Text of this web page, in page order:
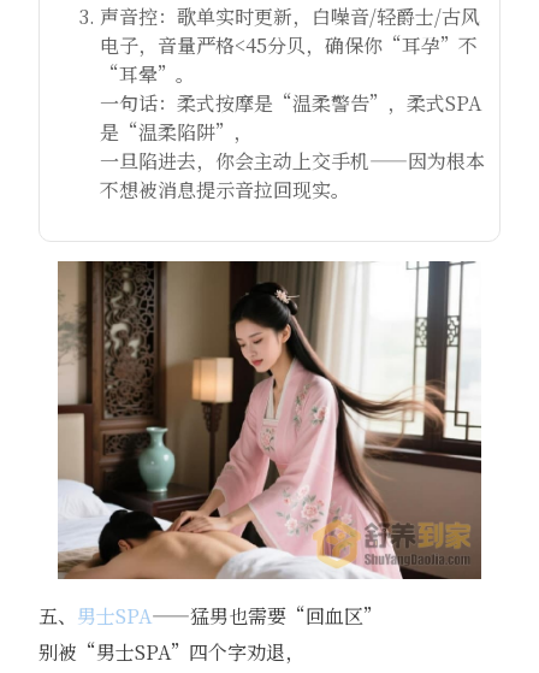
声音控：歌单实时更新，白噪音/轻爵士/古风
电子，音量严格<45分贝，确保你“耳孕”不
“耳晕”。
一句话：柔式按摩是“温柔警告”，柔式SPA
是“温柔陷阱”，
一旦陷进去，你会主动上交手机——因为根本
不想被消息提示音拉回现实。
五、 男士SPA——猛男也需要“回血区”
别被“男士SPA”四个字劝退，